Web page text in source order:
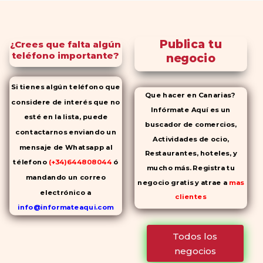
¿Crees que falta algún
teléfono importante?
Si tienes algún teléfono que
considere de interés que no
esté en la lista, puede
contactarnos enviando un
mensaje de Whatsapp al
télefono (+34)644808044 ó
mandando un correo
electrónico a
info@informateaqui.com
Mientras que antes la
Publica tu
negocio
Que hacer en Canarias?
Infórmate Aquí es un
buscador de comercios,
Actividades de ocio,
Restaurantes, hoteles, y
mucho más. Registra tu
negocio gratis y atrae a mas
clientes
Todos los
negocios